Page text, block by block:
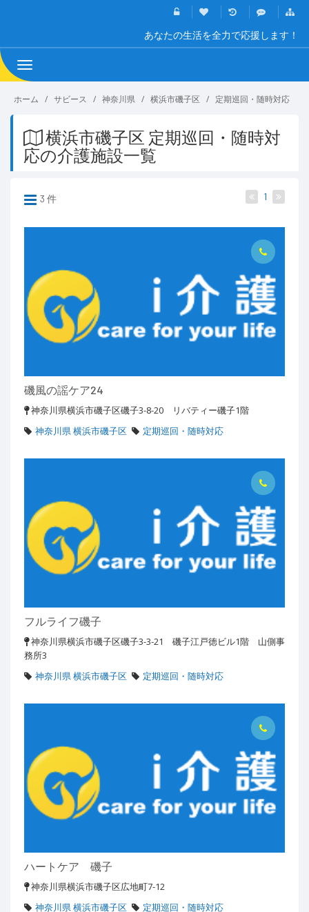
あなたの生活を全力で応援します！
Toggle
navigation
ホーム サビース 神奈川県 横浜市磯子区 定期巡回・随時対応
横浜市磯子区 定期巡回・随時対
応の介護施設一覧
3 件 1
磯風の謡ケア24
神奈川県横浜市磯子区磯子3-8-20 リバティー磯子1階
神奈川県 横浜市磯子区
定期巡回・随時対応
フルライフ磯子
神奈川県横浜市磯子区磯子3-3-21 磯子江戸徳ビル1階 山側事
務所3
神奈川県 横浜市磯子区
定期巡回・随時対応
ハートケア 磯子
神奈川県横浜市磯子区広地町7-12
神奈川県 横浜市磯子区
定期巡回・随時対応